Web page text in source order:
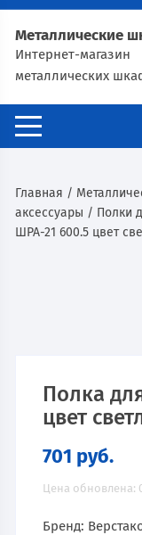
Металлические
Интернет-магазин
металлических
Главная /
аксессуары / Полки
ШРА-21 600.5 цвет
Полка
цвет
701 руб.
Цена обновлена:
Бренд: